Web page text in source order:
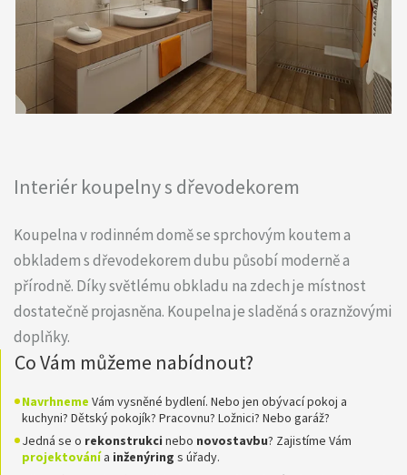
Interiér koupelny s dřevodekorem
Koupelna v rodinném domě se sprchovým koutem a
obkladem s dřevodekorem dubu působí moderně a
přírodně. Díky světlému obkladu na zdech je místnost
dostatečně projasněna. Koupelna je sladěná s oraznžovými
doplňky.
Co Vám můžeme nabídnout?
Navrhneme Vám vysněné bydlení. Nebo jen obývací pokoj a
kuchyni? Dětský pokojík? Pracovnu? Ložnici? Nebo garáž?
Jedná se o rekonstrukci nebo novostavbu? Zajistíme Vám
projektovánía inženýring s úřady.